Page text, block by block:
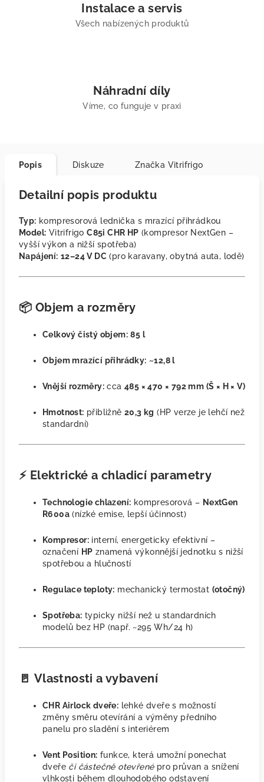
Instalace a servis
Všech nabízených produktů
Náhradní díly
Víme, co funguje v praxi
Popis Diskuze Značka Vitrifrigo
Detailní popis produktu
Typ: kompresorová lednička s mrazící přihrádkou
Model: VitrifrigoC85i CHR HP (kompresor NextGen –
vyšší výkon a nižší spotřeba)
Napájení: 12–24 V DC (pro karavany, obytná auta, lodě)
📦 Objem a rozměry
Celkový čistý objem: 85 l
Objem mrazící přihrádky: ~12,8 l
Vnější rozměry: cca 485 × 470 × 792 mm (Š × H × V)
Hmotnost: přibližně20,3 kg (HP verze je lehčí než
standardní)
⚡ Elektrické a chladicí parametry
Technologie chlazení: kompresorová – NextGen
R600a (nízké emise, lepší účinnost)
Kompresor: interní, energeticky efektivní –
označení HP znamená výkonnější jednotku s nižší
spotřebou a hlučností
Regulace teploty: mechanický termostat (otočný)
Spotřeba: typicky nižší než u standardních
modelů bez HP (např. ~295 Wh/24 h)
🚪 Vlastnosti a vybavení
CHR Airlock dveře: lehké dveře s možností
změny směru otevírání a výměny předního
panelu pro sladění s interiérem
Vent Position: funkce, která umožní ponechat
dveře či částečně otevřenépro průvan a snížení
vlhkosti během dlouhodobého odstavení